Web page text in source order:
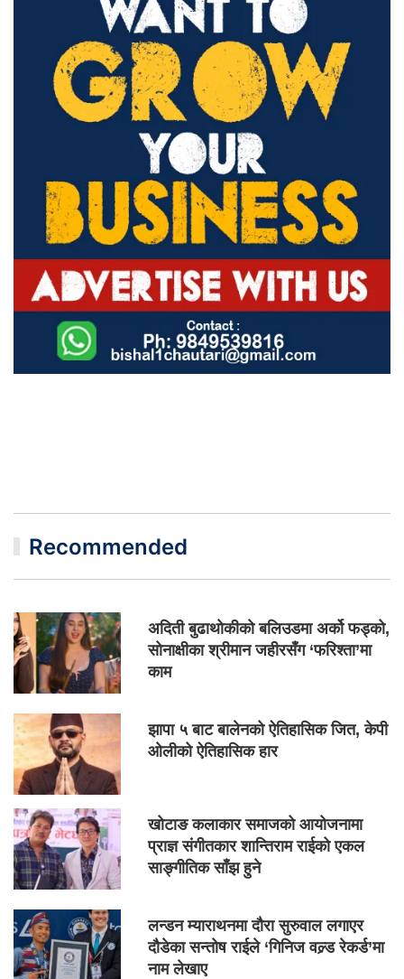
Recommended
अदिती बुढाथोकीको बलिउडमा अर्को फड्को,
सोनाक्षीका श्रीमान जहीरसँग ‘फरिश्ता’मा
काम
झापा ५ बाट बालेनको ऐतिहासिक जित, केपी
ओलीको ऐतिहासिक हार
खोटाङ कलाकार समाजको आयोजनामा
प्राज्ञ संगीतकार शान्तिराम राईको एकल
साङ्गीतिक साँझ हुने
लन्डन म्याराथनमा दौरा सुरुवाल लगाएर
दौडेका सन्तोष राईले ‘गिनिज वल्र्ड रेकर्ड’मा
नाम लेखाए